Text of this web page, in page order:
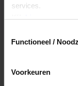
services.
Klikhiervoor ons
Functioneel /
Voorkeuren
Het